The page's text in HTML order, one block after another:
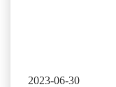
2023-06-30